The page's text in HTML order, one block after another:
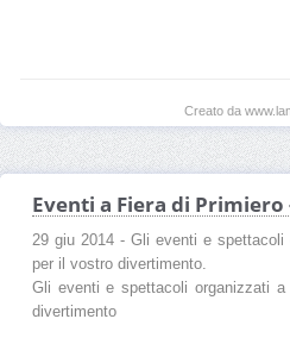
Creato da
Eventi a Fiera di
29 giu 2014 - Gli eventi e
per il vostro divertimento.
Gli eventi e spettacoli organizzati
divertimento